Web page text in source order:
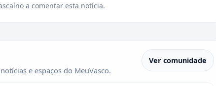
a comentar esta notícia.
e espaços do MeuVasco.
Ver comunidade